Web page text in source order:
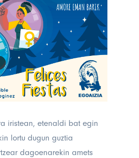
iristean, etenaldi bat egin
lortu dugun guztia
dagoenarekin amets